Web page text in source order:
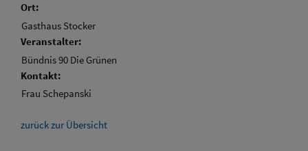
Ort:
Gasthaus Stocker
Veranstalter:
Bündnis 90 Die Grünen
Kontakt:
Frau Schepanski
zurück zur Übersicht